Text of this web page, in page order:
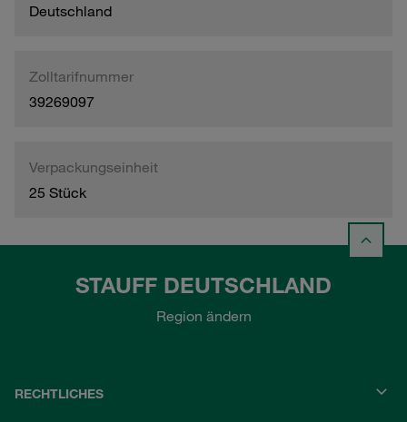
Deutschland
Zolltarifnummer
39269097
Verpackungseinheit
25 Stück
STAUFF DEUTSCHLAND
Region ändern
RECHTLICHES